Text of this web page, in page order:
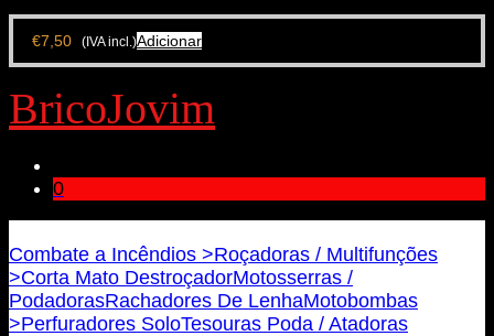
€7,50 (IVA incl.)Adicionar
BricoJovim
0
Combate a Incêndios >Roçadoras / Multifunções
>Corta Mato DestroçadorMotosserras /
PodadorasRachadores De LenhaMotobombas
>Perfuradores SoloTesouras Poda / Atadoras